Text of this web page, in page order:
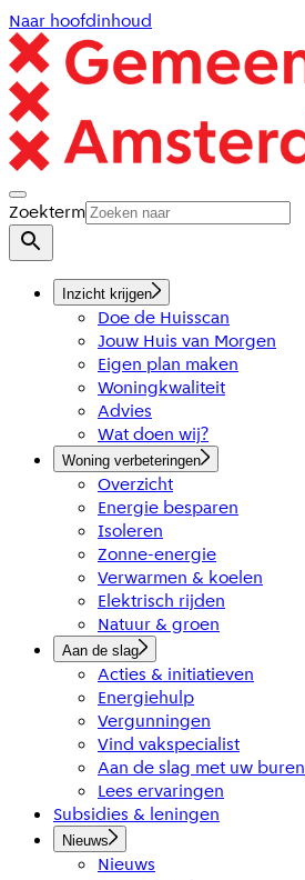
Naar hoofdinhoud
Zoekterm
Inzicht krijgen
Doe de Huisscan
Jouw Huis van Morgen
Eigen plan maken
Woningkwaliteit
Advies
Wat doen wij?
Woning verbeteringen
Overzicht
Energie besparen
Isoleren
Zonne-energie
Verwarmen & koelen
Elektrisch rijden
Natuur & groen
Aan de slag
Acties & initiatieven
Energiehulp
Vergunningen
Vind vakspecialist
Aan de slag met uw buren
Lees ervaringen
Subsidies & leningen
Nieuws
Nieuws